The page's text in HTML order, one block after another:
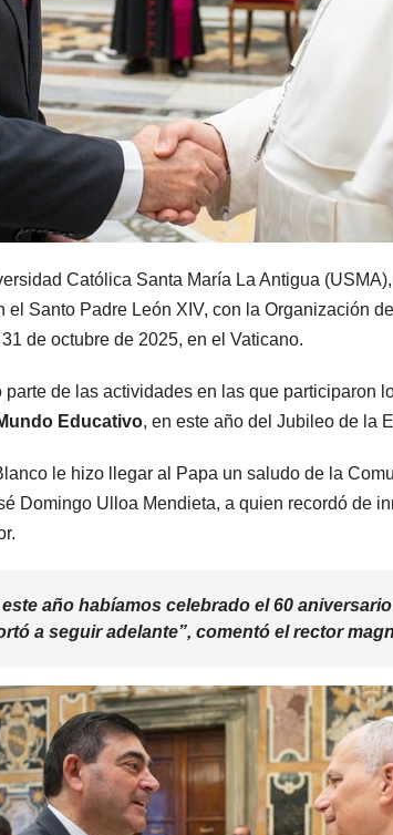
Católica Santa María La Antigua (USMA),
el Santo Padre León XIV, con la Organización
de octubre de 2025, en el Vaticano.
de las actividades en las que participaron
Educativo, en este año del Jubileo de la
le hizo llegar al Papa un saludo de la
Domingo Ulloa Mendieta, a quien recordó de
año habíamos celebrado el 60
a seguir adelante”, comentó el rector